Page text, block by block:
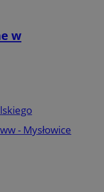
w
- Mysłowice